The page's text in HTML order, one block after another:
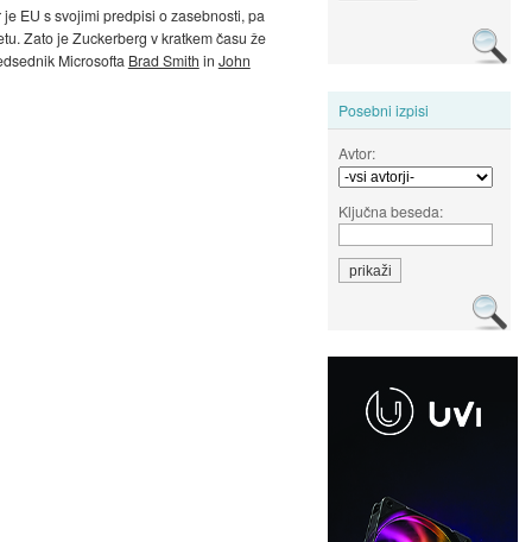
Posebni izpisi
Avtor:
Ključna beseda:
EU s svojimi predpisi o zasebnosti, pa
Zato je Zuckerberg v kratkem času že
Microsofta Brad Smith in John